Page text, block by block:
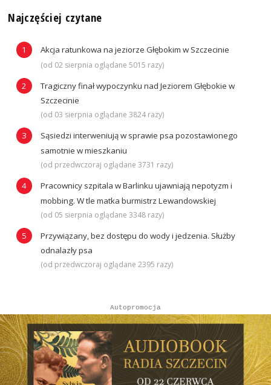
Najczęściej czytane
Akcja ratunkowa na jeziorze Głębokim w Szczecinie
(od 02 sierpnia oglądane 5015 razy)
Tragiczny finał wypoczynku nad Jeziorem Głębokie w
Szczecinie
(od 03 sierpnia oglądane 3824 razy)
Sąsiedzi interweniują w sprawie psa pozostawionego
samotnie w mieszkaniu
(od przedwczoraj oglądane 3731 razy)
Pracownicy szpitala w Barlinku ujawniają nepotyzm i
mobbing. W tle matka burmistrz Lewandowskiej
(od 05 sierpnia oglądane 3348 razy)
Przywiązany, bez dostępu do wody i jedzenia. Służby
odnalazły psa
(od przedwczoraj oglądane 2395 razy)
Autopromocja